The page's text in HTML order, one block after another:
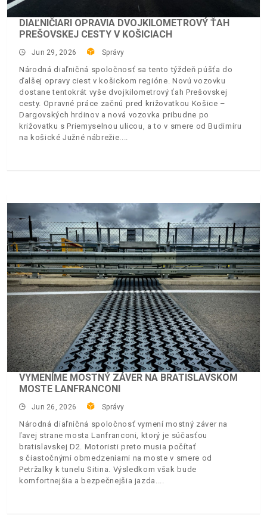
DIAĽNIČIARI OPRAVIA DVOJKILOMETROVÝ ŤAH
PREŠOVSKEJ CESTY V KOŠICIACH
Jun 29, 2026 Správy
Národná diaľničná spoločnosť sa tento týždeň púšťa do
ďalšej opravy ciest v košickom regióne. Novú vozovku
dostane tentokrát vyše dvojkilometrový ťah Prešovskej
cesty. Opravné práce začnú pred križovatkou Košice –
Dargovských hrdinov a nová vozovka pribudne po
križovatku s Priemyselnou ulicou, a to v smere od Budimíru
na košické Južné nábrežie.
VYMENÍME MOSTNÝ ZÁVER NA BRATISLAVSKOM
MOSTE LANFRANCONI
Jun 26, 2026 Správy
Národná diaľničná spoločnosť vymení mostný záver na
ľavej strane mosta Lanfranconi, ktorý je súčasťou
bratislavskej D2. Motoristi preto musia počítať
s čiastočnými obmedzeniami na moste v smere od
Petržalky k tunelu Sitina. Výsledkom však bude
komfortnejšia a bezpečnejšia jazda.